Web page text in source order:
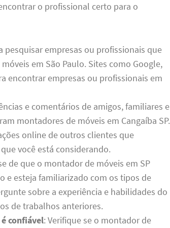
o profissional certo para o
pesquisar empresas ou profissionais que
em São Paulo. Sites como Google,
encontrar empresas ou profissionais em
e comentários de amigos, familiares e
montadores de móveis em Cangaíba SP.
online de outros clientes que
você está considerando.
de que o montador de móveis em SP
e esteja familiarizado com os tipos de
sobre a experiência e habilidades do
de trabalhos anteriores.
confiável: Verifique se o montador de